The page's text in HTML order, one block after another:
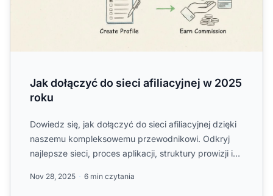
Jak dołączyć do sieci afiliacyjnej w 2025
roku
Dowiedz się, jak dołączyć do sieci afiliacyjnej dzięki
naszemu kompleksowemu przewodnikowi. Odkryj
najlepsze sieci, proces aplikacji, struktury prowizji i
Nov 28, 2025 6 min czytania